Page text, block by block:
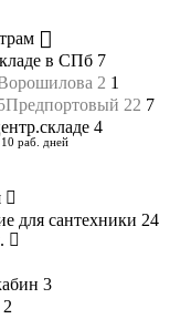
в СПб 7
2 1
22 7
4
раб. дней
для сантехники 24
3
2